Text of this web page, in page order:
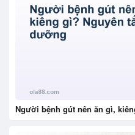
Người bệnh gút nên ăn gì,